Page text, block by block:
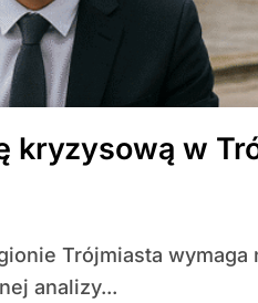
kryzysową w
analizy...